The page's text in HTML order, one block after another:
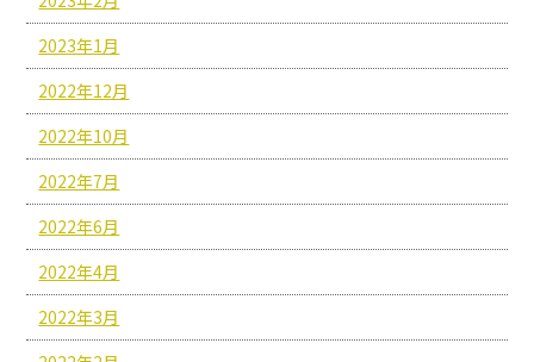
2023年1月
2022年12月
2022年10月
2022年7月
2022年6月
2022年4月
2022年3月